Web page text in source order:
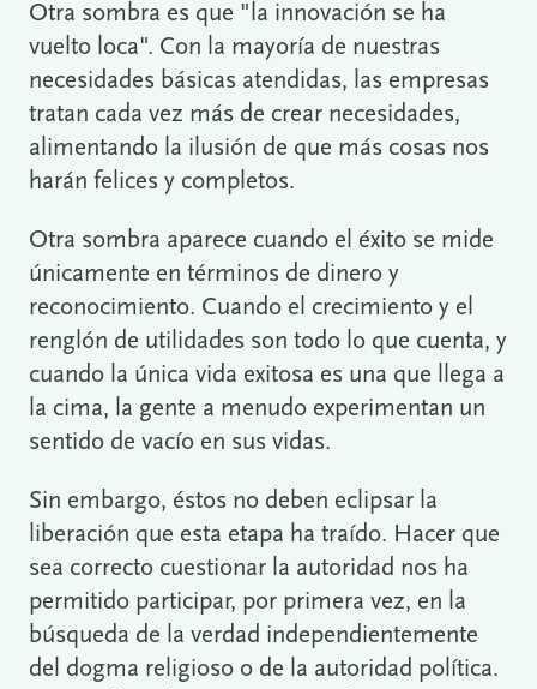
Otra sombra es que "la innovación se ha
vuelto loca". Con la mayoría de nuestras
necesidades básicas atendidas, las empresas
tratan cada vez más de crear necesidades,
alimentando la ilusión de que más cosas nos
harán felices y completos.
Otra sombra aparece cuando el éxito se mide
únicamente en términos de dinero y
reconocimiento. Cuando el crecimiento y el
renglón de utilidades son todo lo que cuenta, y
cuando la única vida exitosa es una que llega a
la cima, la gente a menudo experimentan un
sentido de vacío en sus vidas.
Sin embargo, éstos no deben eclipsar la
liberación que esta etapa ha traído. Hacer que
sea correcto cuestionar la autoridad nos ha
permitido participar, por primera vez, en la
búsqueda de la verdad independientemente
del dogma religioso o de la autoridad política.